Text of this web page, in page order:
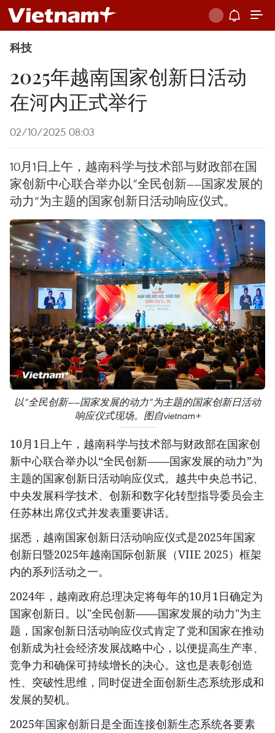
科技
2025年越南国家创新日活动
在河内正式举行
02/10/2025 08:03
10月1日上午，越南科学与技术部与财政部在国
家创新中心联合举办以“全民创新——国家发展的
动力”为主题的国家创新日活动响应仪式。
以“全民创新——国家发展的动力”为主题的国家创新日活动
响应仪式现场。图自vietnam+
10月1日上午，越南科学与技术部与财政部在国家创
新中心联合举办以“全民创新——国家发展的动力”为
主题的国家创新日活动响应仪式。越共中央总书记、
中央发展科学技术、创新和数字化转型指导委员会主
任苏林出席仪式并发表重要讲话。
据悉，越南国家创新日活动响应仪式是2025年国家
创新日暨2025年越南国际创新展（VIIE 2025）框架
内的系列活动之一。
2024年，越南政府总理决定将每年的10月1日确定为
国家创新日。以"全民创新——国家发展的动力"为主
题，国家创新日活动响应仪式肯定了党和国家在推动
创新成为社会经济发展战略中心，以便提高生产率、
竞争力和确保可持续增长的决心。这也是表彰创造
性、突破性思维，同时促进全面创新生态系统形成和
发展的契机。
2025年国家创新日是全面连接创新生态系统各要素